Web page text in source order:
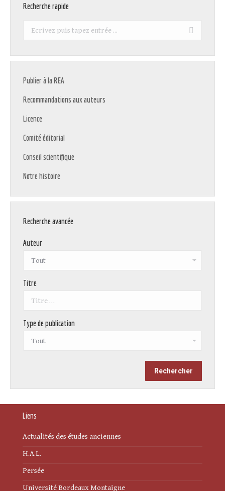
Recherche rapide
Recherche
Publier à la REA
Recommandations aux auteurs
Licence
Comité éditorial
Conseil scientifique
Notre histoire
Recherche avancée
Auteur
Titre
Type de publication
Liens
Actualités des études anciennes
H.A.L.
Persée
Université Bordeaux Montaigne